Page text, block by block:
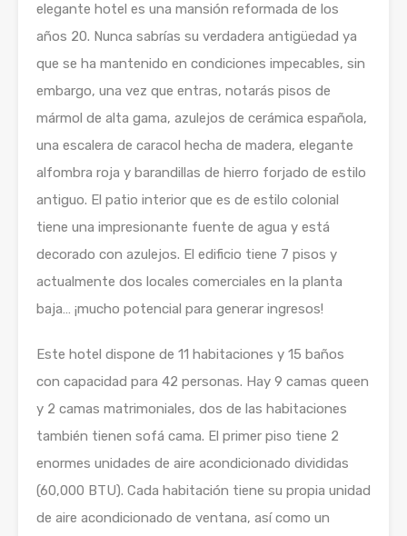
elegante hotel es una mansión reformada de los
años 20. Nunca sabrías su verdadera antigüedad ya
que se ha mantenido en condiciones impecables, sin
embargo, una vez que entras, notarás pisos de
mármol de alta gama, azulejos de cerámica española,
una escalera de caracol hecha de madera, elegante
alfombra roja y barandillas de hierro forjado de estilo
antiguo. El patio interior que es de estilo colonial
tiene una impresionante fuente de agua y está
decorado con azulejos. El edificio tiene 7 pisos y
actualmente dos locales comerciales en la planta
baja… ¡mucho potencial para generar ingresos!
Este hotel dispone de 11 habitaciones y 15 baños
con capacidad para 42 personas. Hay 9 camas queen
y 2 camas matrimoniales, dos de las habitaciones
también tienen sofá cama. El primer piso tiene 2
enormes unidades de aire acondicionado divididas
(60,000 BTU). Cada habitación tiene su propia unidad
de aire acondicionado de ventana, así como un